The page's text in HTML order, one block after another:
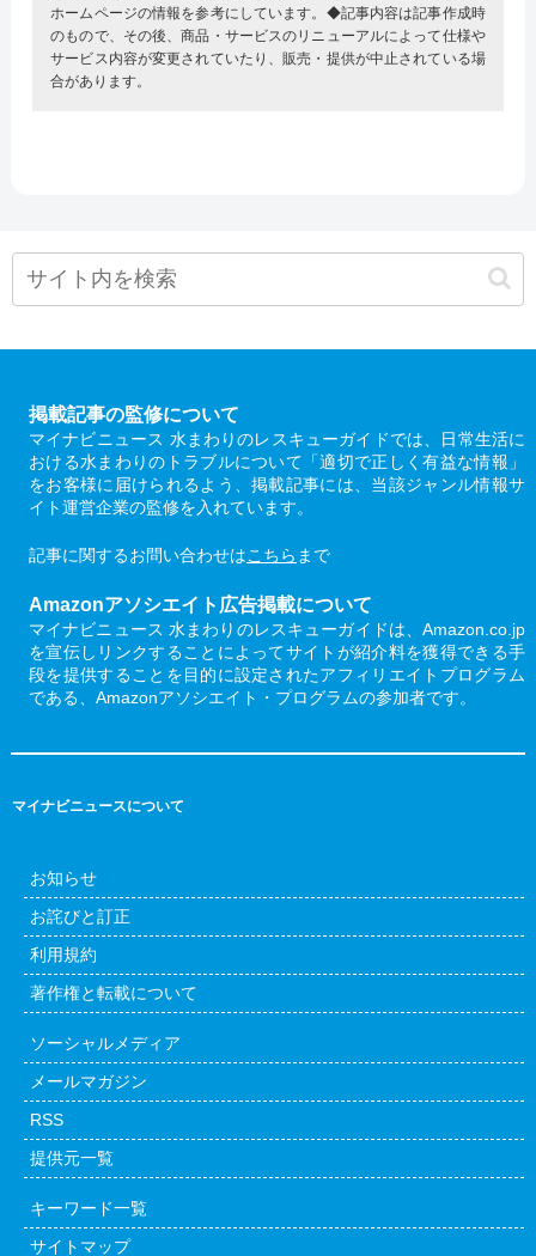
ホームページの情報を参考にしています。◆記事内容は記事作成時
のもので、その後、商品・サービスのリニューアルによって仕様や
サービス内容が変更されていたり、販売・提供が中止されている場
合があります。
掲載記事の監修について
マイナビニュース 水まわりのレスキューガイドでは、日常生活に
おける水まわりのトラブルについて「適切で正しく有益な情報」
をお客様に届けられるよう、掲載記事には、当該ジャンル情報サ
イト運営企業の監修を入れています。
記事に関するお問い合わせはこちら まで
Amazonアソシエイト広告掲載について
マイナビニュース 水まわりのレスキューガイドは、Amazon.co.jp
を宣伝しリンクすることによってサイトが紹介料を獲得できる手
段を提供することを目的に設定されたアフィリエイトプログラム
である、Amazonアソシエイト・プログラムの参加者です。
マイナビニュースについて
お知らせ
お詫びと訂正
利用規約
著作権と転載について
ソーシャルメディア
メールマガジン
RSS
提供元一覧
キーワード一覧
サイトマップ